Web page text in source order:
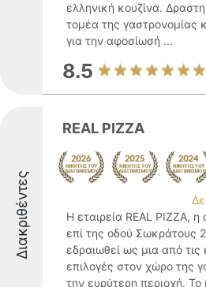
ελληνική κουζίνα.
τομέα της γαστρονομίας
για την αφοσίωσή ...
8.5
Διακριθέντες
REAL PIZZA
Η εταιρεία REAL PIZZA, η
επί της οδού Σωκράτους
εδραιωθεί ως μια από τις
επιλογές στον χώρο της
την ευρύτερη περιοχή. Το